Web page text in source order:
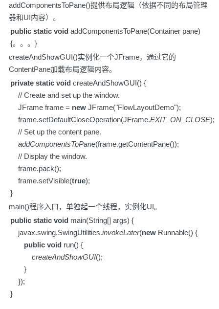
addComponentsToPane()提供布局逻辑（依据不同的布局管理
器和UI内容）。
public static void addComponentsToPane(Container pane)
{。。。}
createAndShowGUI()实例化一个JFrame，通过它的
ContentPane加载布局逻辑内容。
private static void createAndShowGUI() {
// Create and set up the window.
JFrame frame = new JFrame("FlowLayoutDemo");
frame.setDefaultCloseOperation(JFrame.EXIT_ON_CLOSE);
// Set up the content pane.
addComponentsToPane(frame.getContentPane());
// Display the window.
frame.pack();
frame.setVisible(true);
}
main()程序入口，单独起一个线程，实例化UI。
public static void main(String[] args) {
javax.swing.SwingUtilities.invokeLater(new Runnable() {
public void run() {
createAndShowGUI();
}
});
}